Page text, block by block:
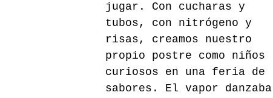
jugar. Con cucharas y
tubos, con nitrógeno y
risas, creamos nuestro
propio postre como niños
curiosos en una feria de
sabores. El vapor danzaba